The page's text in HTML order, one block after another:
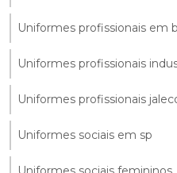
Uniformes profissionais em
Uniformes profissionais
Uniformes profissionais
Uniformes sociais em sp